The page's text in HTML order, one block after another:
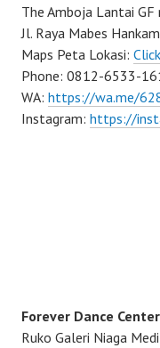
The Amboja Lantai GF
Jl. Raya Mabes
Maps Peta Lokasi:
Phone: 0812-6533-
WA: https://wa.me/
Instagram: https://
Forever Dance Center
Ruko Galeri Niaga